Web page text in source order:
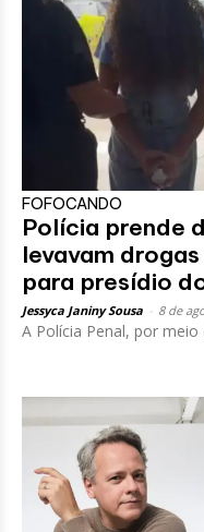
FOFOCANDO
Polícia prende
levavam
para presídio
Jessyca Janiny Sousa 8 de
A Polícia Penal, por meio